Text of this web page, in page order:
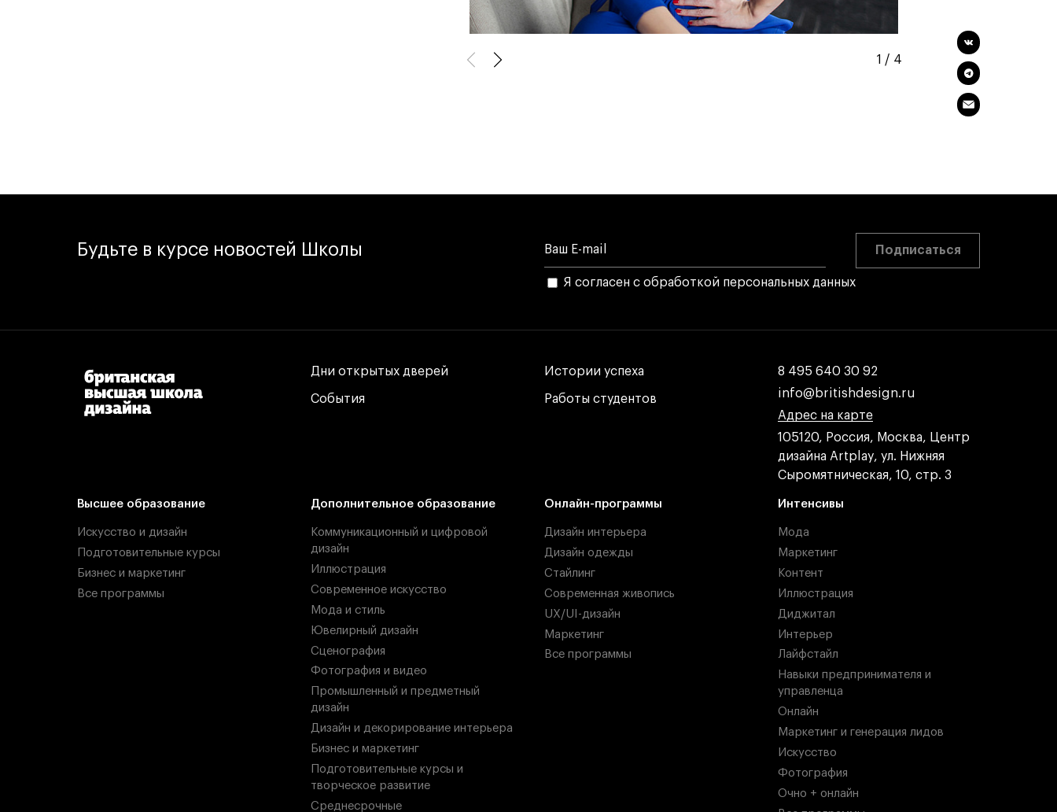
1 / 4
Будьте в курсе новостей Школы
Я согласен с обработкой персональных данных
Подписаться
Дни открытых дверей
Дни открытых дверей
События
События
Истории успеха
Истории успеха
Работы студентов
Работы студентов
8 495 640 30 92
8 495 640 30 92
info@britishdesign.ru
info@britishdesign.ru
Адрес на карте
Адрес на карте
Адрес на карте
105120, Россия, Москва, Центр
дизайна Artplay, ул. Нижняя
Сыромятническая, 10, стр. 3
Высшее образование
Искусство и дизайн
Подготовительные курсы
Бизнес и маркетинг
Все программы
Дополнительное образование
Коммуникационный и цифровой
дизайн
Иллюстрация
Современное искусство
Мода и стиль
Ювелирный дизайн
Сценография
Фотография и видео
Промышленный и предметный
дизайн
Дизайн и декорирование интерьера
Бизнес и маркетинг
Подготовительные курсы и
творческое развитие
Среднесрочные
Онлайн-программы
Дизайн интерьера
Дизайн одежды
Стайлинг
Современная живопись
UX/UI-дизайн
Маркетинг
Все программы
Интенсивы
Мода
Маркетинг
Контент
Иллюстрация
Диджитал
Интерьер
Лайфстайл
Навыки предпринимателя и
управленца
Онлайн
Маркетинг и генерация лидов
Искусство
Фотография
Очно + онлайн